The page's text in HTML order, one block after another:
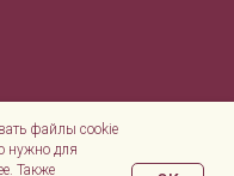
файлы cookie
нужно для
Также